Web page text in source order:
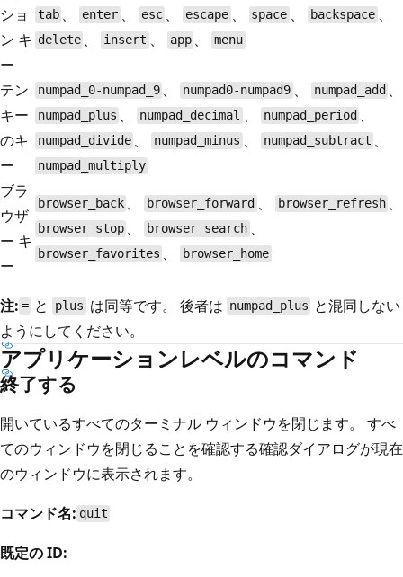
ショ
ン キ
ー
tab 、 enter、 esc 、 escape 、 space 、 backspace 、
delete 、 insert 、 app 、menu
テン
キー
のキ
ー
numpad_0-numpad_9 、 numpad0-numpad9 、 numpad_add 、
numpad_plus 、 numpad_decimal 、 numpad_period 、
numpad_divide 、 numpad_minus 、 numpad_subtract 、
numpad_multiply
ブラ
ウザ
ー キ
ー
browser_back 、 browser_forward 、 browser_refresh 、
browser_stop 、 browser_search 、
browser_favorites 、 browser_home
注: = と plus は同等です。 後者は numpad_plus と混同しない
ようにしてください。
アプリケーションレベルのコマンド
終了する
開いているすべてのターミナル ウィンドウを閉じます。 すべ
てのウィンドウを閉じることを確認する確認ダイアログが現在
のウィンドウに表示されます。
コマンド名: quit
既定の ID: